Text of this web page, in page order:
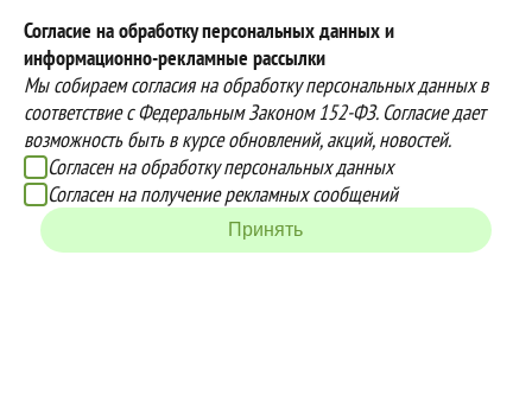
Согласие на обработку персональных данных и
информационно-рекламные рассылки
Мы собираем согласия на обработку персональных данных в
соответствие с Федеральным Законом 152-ФЗ. Согласие дает
возможность быть в курсе обновлений, акций, новостей.
Согласен на обработку персональных данных
Согласен на получение рекламных сообщений
Принять
E-mail:mail@semenauspeha.ru
Телефон: +7 (8352) 28-80-34
Адрес: г. Чебоксары, пр. Мира 76 А
Способы оплаты
Вы можете оплатить покупки
наличными при получении товара,
либо выбрать другой способ оплаты
Инструкция по оплате банковской
Доставка
Наша компания осуществляет
бесплатную
доставку до терминалов транспортных
компаний.